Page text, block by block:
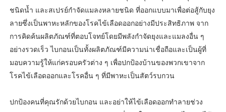
ชนิดน้ำ และสเปรย์กำจัดแมลงหลายชนิด ที่ออกแบบมาเพื่อต่อสู้กับยุง
ลายซึ่งเป็นพาหะหลักของโรคไข้เลือดออกอย่างมีประสิทธิภาพ จาก
การคิดค้นผลิตภัณฑ์ที่ตอบโจทย์โดยมีพลังกำจัดยุงและแมลงอื่น ๆ
อย่างรวดเร็ว ไบกอนเป็นทั้งผลิตภัณฑ์มีความน่าเชื่อถือและเป็นผู้ที่
มอบความรู้ให้แก่ครอบครัวต่าง ๆ เพื่อปกป้องบ้านของพวกเขาจาก
โรคไข้เลือดออกและโรคอื่น ๆ ที่มีพาหะเป็นสัตว์รบกวน
ปกป้องคนที่คุณรักด้วยไบกอน และอย่าให้ไข้เลือดออกทำลายช่วง